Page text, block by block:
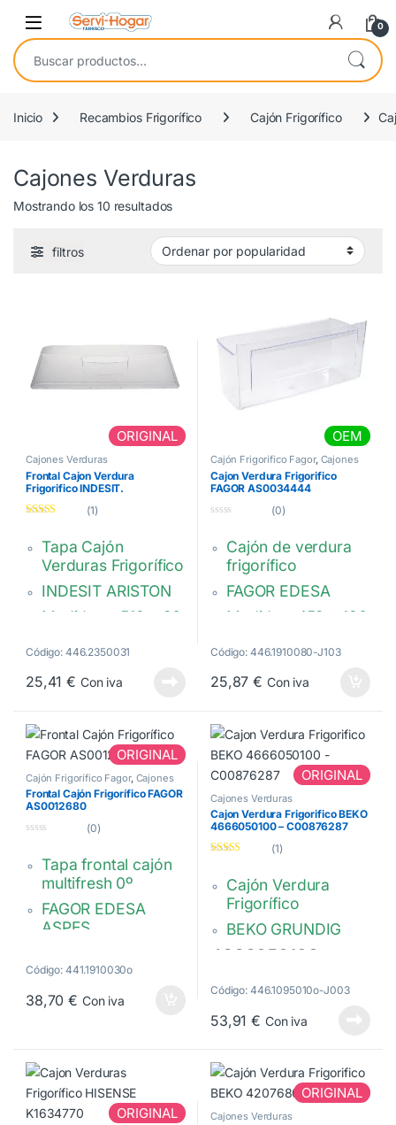
Saltar a navegación
saltar al contenido
Open 0
Buscar por:
Inicio Recambios Frigorífico Cajón Frigorífico
Cajones Verduras
Mostrando los 10 resultadosOrdenado por popularidad
filtros
ORIGINAL
Cajones Verduras
Frontal Cajon Verdura
Frigorifico INDESIT.
(1)
Tapa Cajón
Verduras Frigorífico
INDESIT ARISTON
Medidas: : 510 x 20
Transparente.
C00273210,
C00114619,
C00258351
482000023143,
482000042319
Código: 446.2350031
25,41€ Con iva
OEM
Cajón Frigorífico Fagor, Cajones
Verduras
Cajon Verdura Frigorifico
FAGOR AS0034444
e
(0)
Cajón de verdura
frigorífico
FAGOR EDESA
Medidas: 452 x 180
AS0034444,
AS0019832,
FVE000166,
FVE000362
Código: 446.1910080-J103
25,87€ Con iva
ORIGINAL
Cajón Frigorífico Fagor, Cajones
Verduras
Frontal Cajón Frigorífico FAGOR
AS0012680
e
(0)
Tapa frontal cajón
multifresh 0º
FAGOR EDESA
ASPES
Transparente
AS0012680
Código: 441.1910030o
38,70€ Con iva
ORIGINAL
Cajones Verduras
Cajon Verdura Frigorifico BEKO
4666050100 – C00876287
(1)
Cajón Verdura
Frigorífico
BEKO GRUNDIG
4666050100,
Código: 446.1095010o-J003
53,91€ Con iva
ORIGINAL
ORIGINAL
Cajones Verduras